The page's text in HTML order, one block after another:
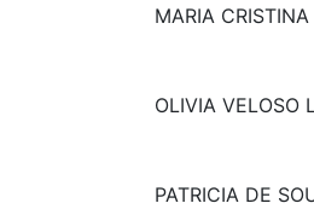
MARIA
OLIVIA VELOSO
PATRICIA DE